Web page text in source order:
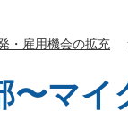
・雇用機会の拡充
〜マ